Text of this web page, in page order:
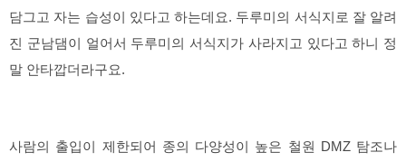
담그고 자는 습성이 있다고 하는데요. 두루미의 서식지로 잘 알려
진 군남댐이 얼어서 두루미의 서식지가 사라지고 있다고 하니 정
말 안타깝더라구요.
사람의 출입이 제한되어 종의 다양성이 높은 철원 DMZ 탐조나